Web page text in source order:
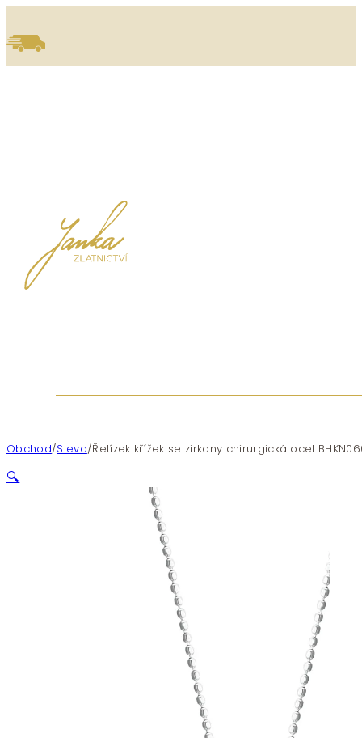
Obchod/Sleva/Řetízek křížek se zirkony chirurgická ocel
🔍